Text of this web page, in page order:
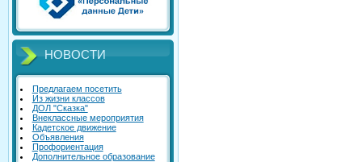
НОВОСТИ
Предлагаем посетить
Из жизни классов
ДОЛ "Сказка"
Внеклассные мероприятия
Кадетское движение
Объявления
Профориентация
Дополнительное образование